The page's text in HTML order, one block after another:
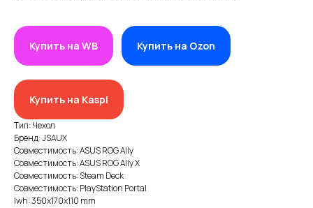
Купить на WB Купить на Ozon
Купить на Kaspi
Тип: Чехол
Бренд: JSAUX
Совместимость: ASUS ROG Ally
Совместимость: ASUS ROG Ally X
Совместимость: Steam Deck
Совместимость: PlayStation Portal
lwh: 350x170x110 mm
ИИК: KZ95722S000007569370
КАТЕГОРИИ
Хиты продаж
Новинки 2025
VR/AR устройства, консоли, роботы